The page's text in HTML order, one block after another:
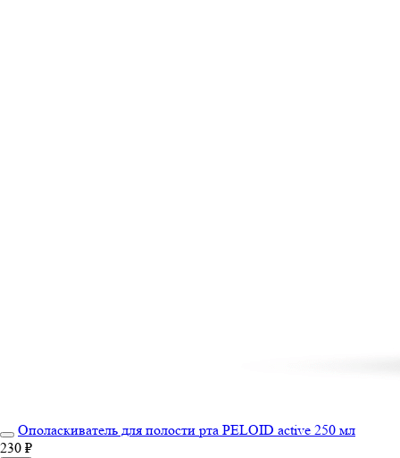
Ополаскиватель для полости рта PELOID active 250 мл
230 ₽